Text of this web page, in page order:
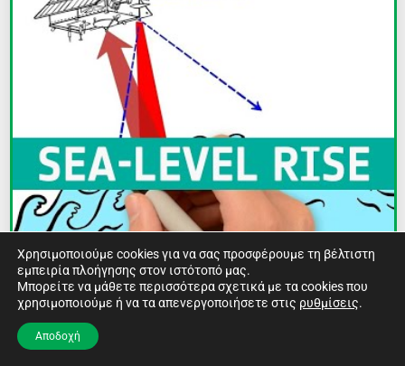
Μάθετε για τη στάθμη της θάλασσας
Μάθετε πώς η κλιματική αλλαγή προκαλεί την
Χρησιμοποιούμε cookies για να σας προσφέρουμε τη βέλτιστη
εμπειρία πλοήγησης στον ιστότοπό μας.
Μπορείτε να μάθετε περισσότερα σχετικά με τα cookies που
χρησιμοποιούμε ή να τα απενεργοποιήσετε στις ρυθμίσεις.
Αποδοχή